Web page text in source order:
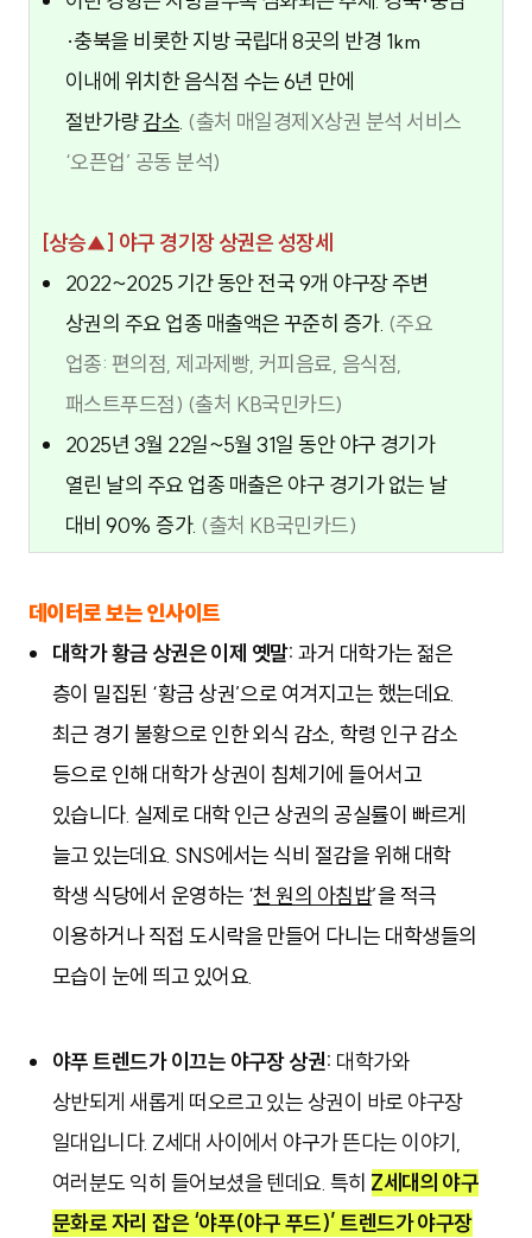
·충북을 비롯한 지방 국립대 8곳의 반경 1km
이내에 위치한 음식점 수는 6년 만에
절반가량감소. (출처 매일경제X상권 분석 서비스
‘오픈업’ 공동 분석)
[상승▲] 야구 경기장 상권은 성장세
2022~2025 기간 동안 전국 9개 야구장 주변
상권의 주요 업종 매출액은 꾸준히 증가. (주요
업종: 편의점, 제과제빵, 커피음료, 음식점,
패스트푸드점) (출처 KB국민카드)
2025년 3월 22일~5월 31일 동안 야구 경기가
열린 날의 주요 업종 매출은 야구 경기가 없는 날
대비 90% 증가. (출처 KB국민카드)
데이터로 보는 인사이트
대학가 황금 상권은 이제 옛말:과거 대학가는 젊은
층이 밀집된 ‘황금 상권’으로 여겨지고는 했는데요.
최근 경기 불황으로 인한 외식 감소, 학령 인구 감소
등으로 인해 대학가 상권이 침체기에 들어서고
있습니다. 실제로 대학 인근 상권의 공실률이 빠르게
늘고 있는데요. SNS에서는 식비 절감을 위해 대학
학생 식당에서 운영하는 ‘천 원의 아침밥’을 적극
이용하거나 직접 도시락을 만들어 다니는 대학생들의
모습이 눈에 띄고 있어요.
야푸 트렌드가 이끄는 야구장 상권: 대학가와
상반되게 새롭게 떠오르고 있는 상권이 바로 야구장
일대입니다. Z세대 사이에서 야구가 뜬다는 이야기,
여러분도 익히 들어보셨을 텐데요. 특히 Z세대의 야구
문화로 자리 잡은 ‘야푸(야구 푸드)’ 트렌드가 야구장